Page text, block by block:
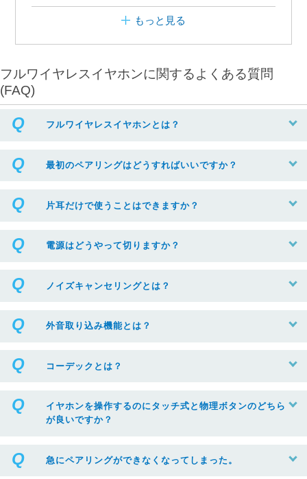
もっと見る
フルワイヤレスイヤホンに関するよくある質問
(FAQ)
フルワイヤレスイヤホンとは？
最初のペアリングはどうすればいいですか？
片耳だけで使うことはできますか？
電源はどうやって切りますか？
ノイズキャンセリングとは？
外音取り込み機能とは？
コーデックとは？
イヤホンを操作するのにタッチ式と物理ボタンのどちら
が良いですか？
急にペアリングができなくなってしまった。